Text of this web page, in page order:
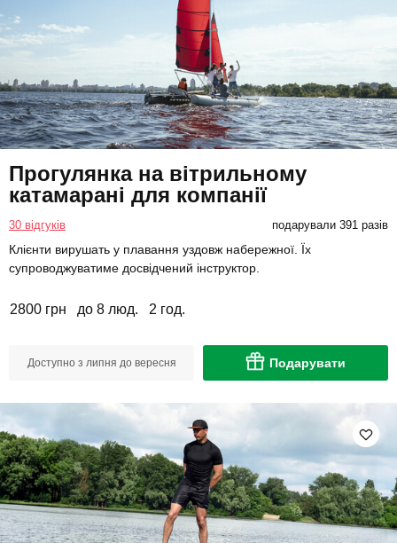
Прогулянка на вітрильному
катамарані для компанії
30 відгуків подарували 391 разів
Клієнти вирушать у плавання уздовж набережної. Їх
супроводжуватиме досвідчений інструктор.
2800 грн до 8 люд. 2 год.
Доступно з липня до вересня Подарувати